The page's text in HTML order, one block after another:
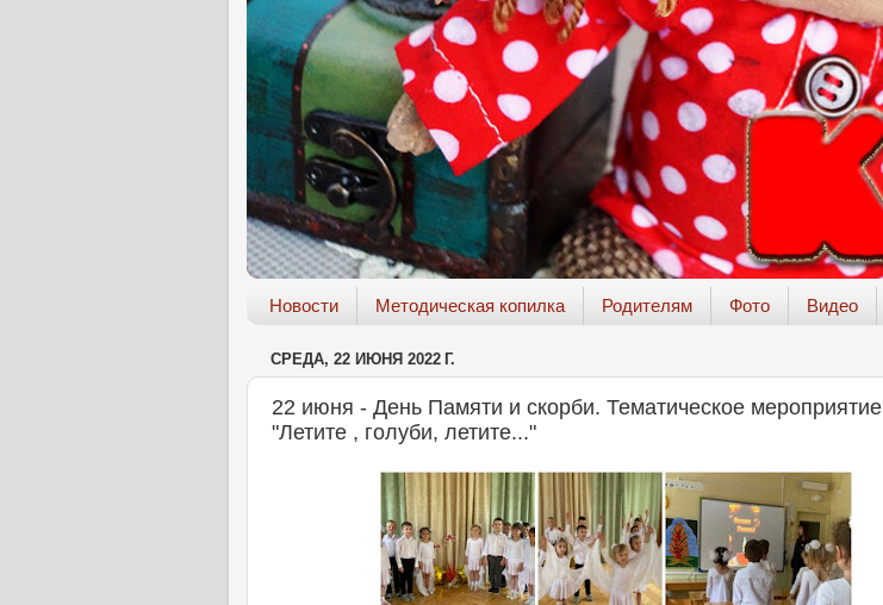
Новости Методическая копилка Родителям Фото Видео
СРЕДА, 22 ИЮНЯ 2022 Г.
22 июня - День Памяти и скорби. Тематическое мероприятие
"Летите , голуби, летите..."